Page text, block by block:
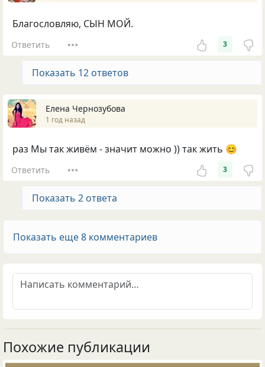
Благословляю, СЫН МОЙ.
Ответить 3
Показать 12 ответов
Елена Чернозубова
1 год назад
раз Мы так живём - значит можно )) так жить 😊
Ответить 3
Показать 2 ответа
Показать еще 8 комментариев
Похожие публикации